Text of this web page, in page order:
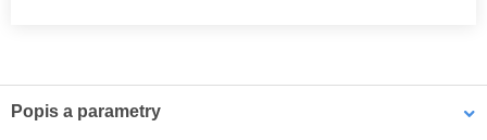
Popis a parametry